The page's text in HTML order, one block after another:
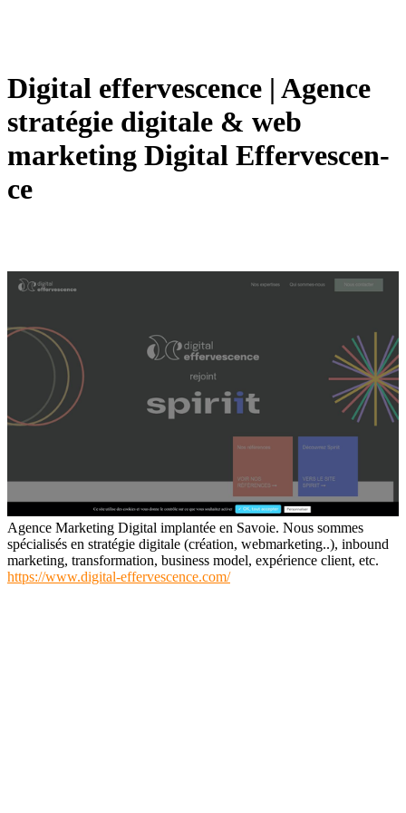
Digital effer­vescen­ce | Agence
stratégie digitale & web
marketing Digital Effer­vescen­
ce
Agence Marketing Digital implantée en Savoie. Nous sommes
spécialisés en stratégie digitale (création, webmarketing..), inbound
marketing, transformation, business model, expérience client, etc.
https://www.digital-effervescence.com/